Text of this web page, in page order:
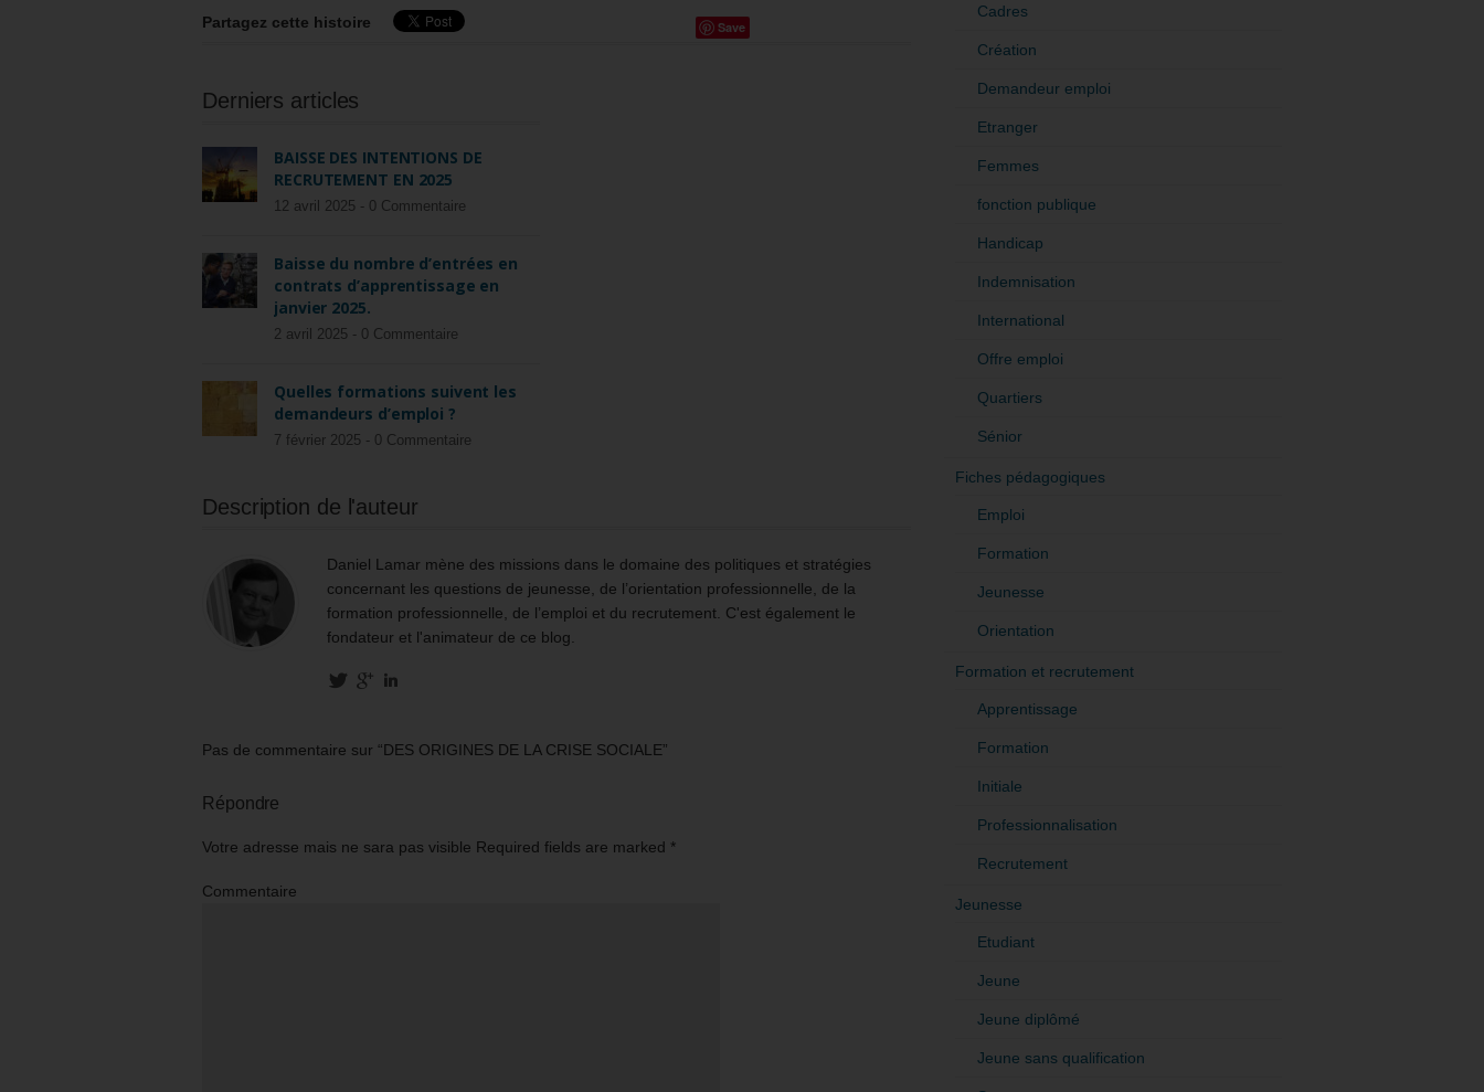
Partagez cette histoire Save
Derniers articles
BAISSE DES INTENTIONS DE
RECRUTEMENT EN 2025
12 avril 2025 - 0 Commentaire
Baisse du nombre d’entrées en
contrats d’apprentissage en
janvier 2025.
2 avril 2025 - 0 Commentaire
Quelles formations suivent les
demandeurs d’emploi ?
7 février 2025 - 0 Commentaire
Description de l'auteur
Daniel Lamar mène des missions dans le domaine des politiques et stratégies
concernant les questions de jeunesse, de l’orientation professionnelle, de la
formation professionnelle, de l’emploi et du recrutement. C'est également le
fondateur et l'animateur de ce blog.
Pas de commentaire sur “DES ORIGINES DE LA CRISE SOCIALE”
Répondre
Votre adresse mais ne sara pas visible Required fields are marked *
Commentaire
Cadres
Création
Demandeur emploi
Etranger
Femmes
fonction publique
Handicap
Indemnisation
International
Offre emploi
Quartiers
Sénior
Fiches pédagogiques
Emploi
Formation
Jeunesse
Orientation
Formation et recrutement
Apprentissage
Formation
Initiale
Professionnalisation
Recrutement
Jeunesse
Etudiant
Jeune
Jeune diplômé
Jeune sans qualification